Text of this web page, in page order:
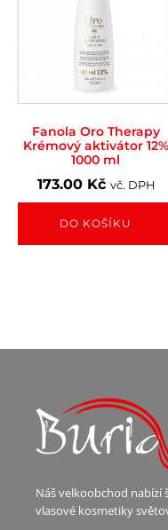
Fanola Oro Therapy
Krémový aktivátor 12%
1000 ml
173.00 Kč vč. DPH
DO KOŠÍKU
Náš velkoobchod
vlasové kosmetiky